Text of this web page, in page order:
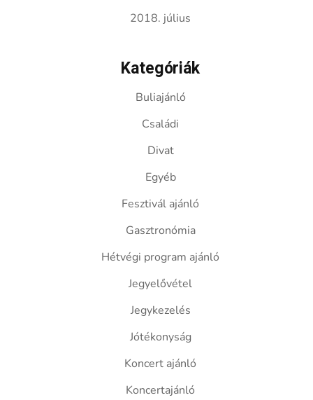
2018. július
Kategóriák
Buliajánló
Családi
Divat
Egyéb
Fesztivál ajánló
Gasztronómia
Hétvégi program ajánló
Jegyelővétel
Jegykezelés
Jótékonyság
Koncert ajánló
Koncertajánló